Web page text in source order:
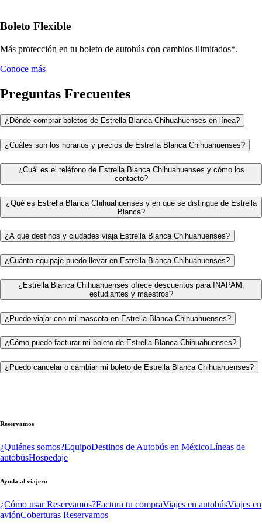
Boleto Flexible
Más protección en tu boleto de autobús con cambios ilimitados*.
Conoce más
Preguntas Frecuentes
¿Dónde comprar boletos de Estrella Blanca Chihuahuenses en línea?
¿Cuáles son los horarios y precios de Estrella Blanca Chihuahuenses?
¿Cuál es el teléfono de Estrella Blanca Chihuahuenses y cómo los
contacto?
¿Qué es Estrella Blanca Chihuahuenses y en qué se distingue de Estrella
Blanca?
¿A qué destinos y ciudades viaja Estrella Blanca Chihuahuenses?
¿Cuánto equipaje puedo llevar en Estrella Blanca Chihuahuenses?
¿Estrella Blanca Chihuahuenses ofrece descuentos para INAPAM,
estudiantes y maestros?
¿Puedo viajar con mi mascota en Estrella Blanca Chihuahuenses?
¿Cómo puedo facturar mi boleto de Estrella Blanca Chihuahuenses?
¿Puedo cancelar o cambiar mi boleto de Estrella Blanca Chihuahuenses?
Reservamos
¿Quiénes somos?EquipoDestinos de Autobús en MéxicoLíneas de
autobúsHospedaje
Ayuda al viajero
¿Cómo usar Reservamos?Factura tu compraViajes en autobúsViajes en
aviónCoberturas Reservamos